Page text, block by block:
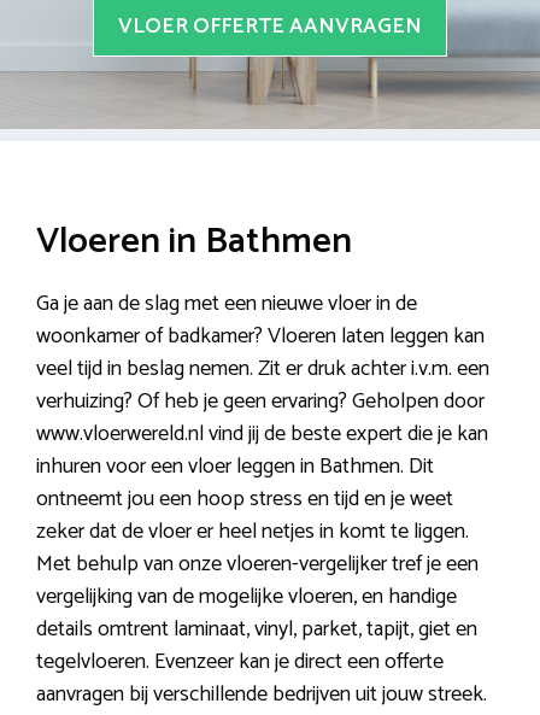
VLOER OFFERTE AANVRAGEN
Vloeren in Bathmen
Ga je aan de slag met een nieuwe vloer in de
woonkamer of badkamer? Vloeren laten leggen kan
veel tijd in beslag nemen. Zit er druk achter i.v.m. een
verhuizing? Of heb je geen ervaring? Geholpen door
www.vloerwereld.nl vind jij de beste expert die je kan
inhuren voor een vloer leggen in Bathmen. Dit
ontneemt jou een hoop stress en tijd en je weet
zeker dat de vloer er heel netjes in komt te liggen.
Met behulp van onze vloeren-vergelijker tref je een
vergelijking van de mogelijke vloeren, en handige
details omtrent laminaat, vinyl, parket, tapijt, giet en
tegelvloeren. Evenzeer kan je direct een offerte
aanvragen bij verschillende bedrijven uit jouw streek.